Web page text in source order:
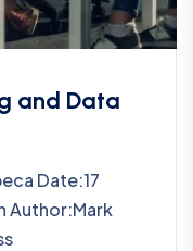
and Data
Date:17
Author:Mark